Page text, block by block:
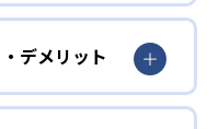
慣を身につけた生徒
機会が増え、その結
ことが可能だ。
いきたい人向け
の希望や学習状況に
ている。苦手分野に
い場合は、苦手分野
デメリット
ある？